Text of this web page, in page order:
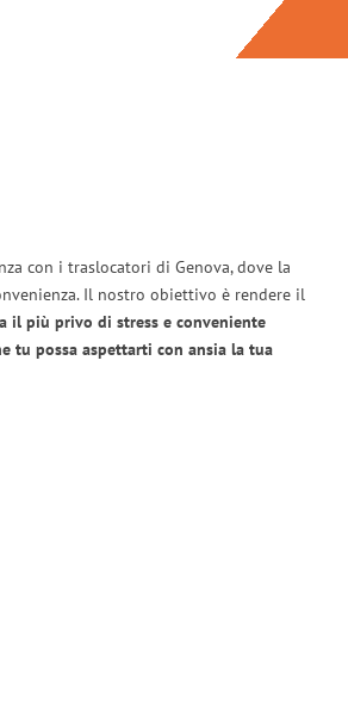
con i traslocatori di Genova, dove la
Il nostro obiettivo è rendere il
il più privo di stress e conveniente
tu possa aspettarti con ansia la tua